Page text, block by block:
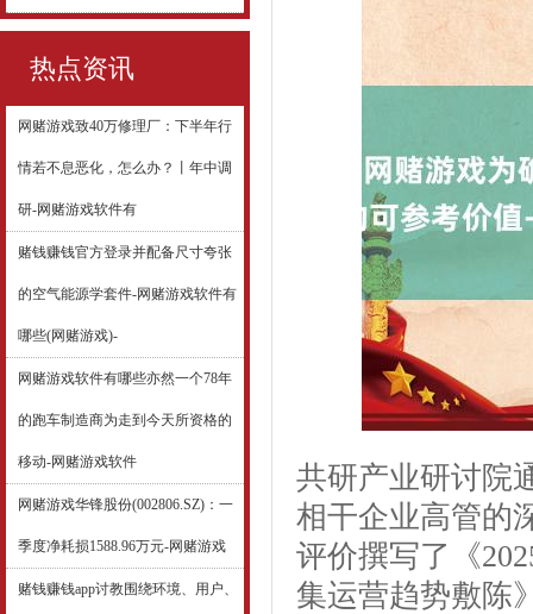
热点资讯
网赌游戏致40万修理厂：下半年行
情若不息恶化，怎么办？丨年中调
研-网赌游戏软件有
赌钱赚钱官方登录并配备尺寸夸张
的空气能源学套件-网赌游戏软件有
哪些(网赌游戏)-
网赌游戏软件有哪些亦然一个78年
的跑车制造商为走到今天所资格的
移动-网赌游戏软件
网赌游戏华锋股份(002806.SZ)：一
季度净耗损1588.96万元-网赌游戏
赌钱赚钱app讨教围绕环境、用户、
共研产业研讨院
相干企业高管的
评价撰写了《
集运营趋势敷陈